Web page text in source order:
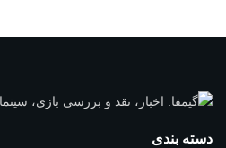
دسته بندی